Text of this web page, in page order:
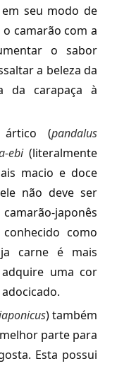
seu modo de
camarão com a
o sabor
a beleza da
da carapaça à
ártico (pandalus
ebi(literalmente
macio e doce
não deve ser
japonês
como
carne é mais
uma cor
) também
parte para
Esta possui